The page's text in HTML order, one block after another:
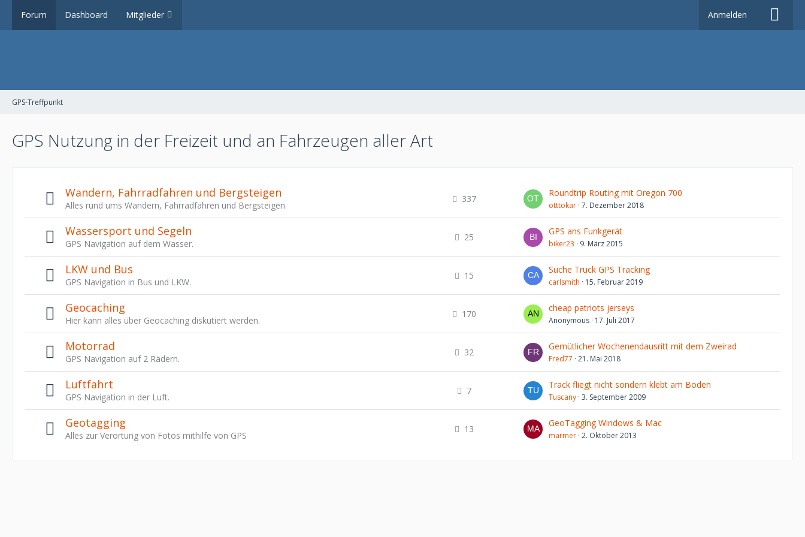
Forum Dashboard Mitglieder Anmelden
GPS-Treffpunkt
GPS Nutzung in der Freizeit und an Fahrzeugen aller Art
Wandern, Fahrradfahren und Bergsteigen
Alles rund ums Wandern, Fahrradfahren und Bergsteigen.
337
Roundtrip Routing mit Oregon 700
otttokar 7. Dezember 2018
Wassersport und Segeln
GPS Navigation auf dem Wasser.
25
GPS ans Funkgerät
biker23 9. März 2015
LKW und Bus
GPS Navigation in Bus und LKW.
15
Suche Truck GPS Tracking
carlsmith 15. Februar 2019
Geocaching
Hier kann alles über Geocaching diskutiert werden.
170
cheap patriots jerseys
Anonymous 17. Juli 2017
Motorrad
GPS Navigation auf 2 Rädern.
32
Gemütlicher Wochenendausritt mit dem Zweirad
Fred77 21. Mai 2018
Luftfahrt
GPS Navigation in der Luft.
7
Track fliegt nicht sondern klebt am Boden
Tuscany 3. September 2009
Geotagging
Alles zur Verortung von Fotos mithilfe von GPS
13
GeoTagging Windows & Mac
marmer 2. Oktober 2013